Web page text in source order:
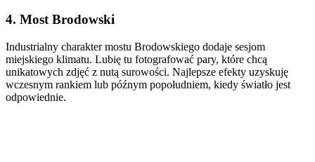
4. Most Brodowski
Industrialny charakter mostu Brodowskiego dodaje sesjom
miejskiego klimatu. Lubię tu fotografować pary, które chcą
unikatowych zdjęć z nutą surowości. Najlepsze efekty uzyskuję
wczesnym rankiem lub późnym popołudniem, kiedy światło jest
odpowiednie.